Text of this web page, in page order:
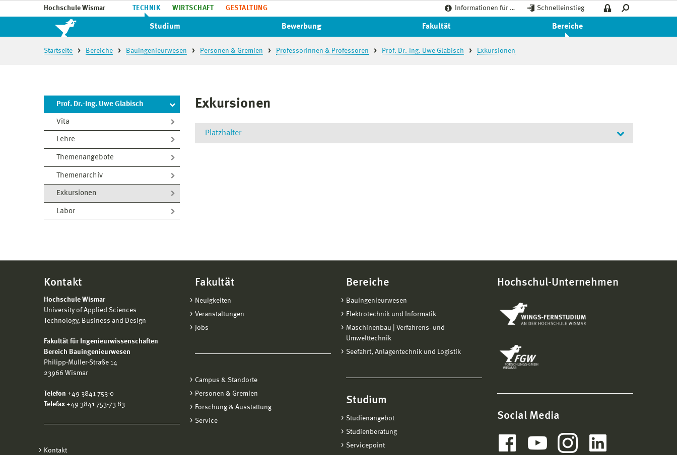
Hochschule Wismar TECHNIK WIRTSCHAFT GESTALTUNG Informationen für … Schnelleinstieg
Studium Bewerbung Fakultät Bereiche
Startseite Bereiche Bauingenieurwesen Personen & Gremien Professorinnen & Professoren Prof. Dr.-Ing. Uwe Glabisch Exkursionen
Prof. Dr.-Ing. Uwe Glabisch
Vita
Lehre
Themenangebote
Themenarchiv
Exkursionen
Labor
Exkursionen
Platzhalter
Kontakt
Hochschule Wismar
University of Applied Sciences
Technology, Business and Design
Fakultät für Ingenieurwissenschaften
Bereich Bauingenieurwesen
Philipp-Müller-Straße 14
23966 Wismar
Telefon +49 3841 753-0
Telefax +49 3841 753-73 83
Kontakt
Fakultät
Neuigkeiten
Veranstaltungen
Jobs
Campus & Standorte
Personen & Gremien
Forschung & Ausstattung
Service
Bereiche
Bauingenieurwesen
Elektrotechnik und Informatik
Maschinenbau | Verfahrens- und
Umwelttechnik
Seefahrt, Anlagentechnik und Logistik
Studium
Studienangebot
Studienberatung
Servicepoint
Hochschul-Unternehmen
Social Media